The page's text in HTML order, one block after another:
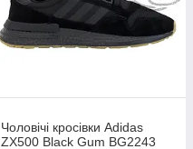
Чоловічі кросівки Adidas
ZX500 Black Gum BG2243